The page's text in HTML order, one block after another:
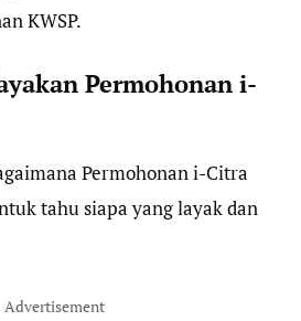
KWSP.
Permohonan i-
Permohonan i-Citra
tahu siapa yang layak dan
Advertisement